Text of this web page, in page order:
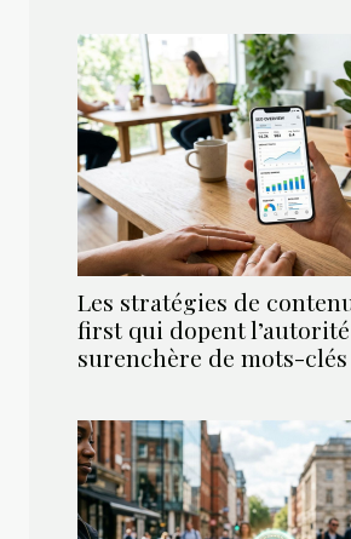
Les stratégies de
first qui dopent l’autorité
surenchère de mots-clés